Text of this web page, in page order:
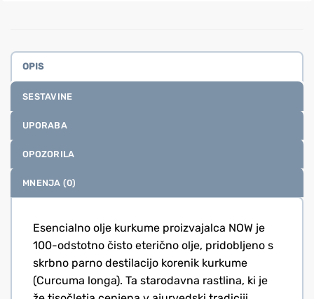
OPIS
SESTAVINE
UPORABA
OPOZORILA
MNENJA (0)
Esencialno olje kurkume proizvajalca NOW je
100-odstotno čisto eterično olje, pridobljeno s
skrbno parno destilacijo korenik kurkume
(Curcuma longa). Ta starodavna rastlina, ki je